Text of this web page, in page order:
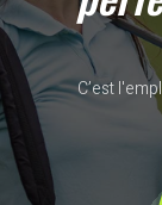
C’est